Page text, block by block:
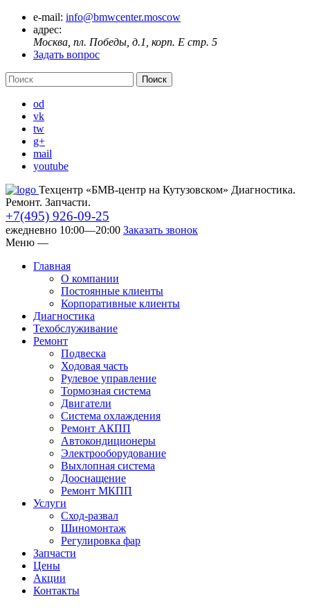
e-mail: info@bmwcenter.moscow
адрес:
Москва, пл. Победы, д.1, корп. E стр. 5
Задать вопрос
od
vk
tw
g+
mail
youtube
Техцентр «БМВ-центр на Кутузовском» Диагностика.
Ремонт. Запчасти.
+7(495) 926-09-25
ежедневно 10:00—20:00 Заказать звонок
Меню —
Главная
О компании
Постоянные клиенты
Корпоративные клиенты
Диагностика
Техобслуживание
Ремонт
Подвеска
Ходовая часть
Рулевое управление
Тормозная система
Двигатели
Система охлаждения
Ремонт АКПП
Автокондиционеры
Электрооборудование
Выхлопная система
Дооснащение
Ремонт МКПП
Услуги
Сход-развал
Шиномонтаж
Регулировка фар
Запчасти
Цены
Акции
Контакты